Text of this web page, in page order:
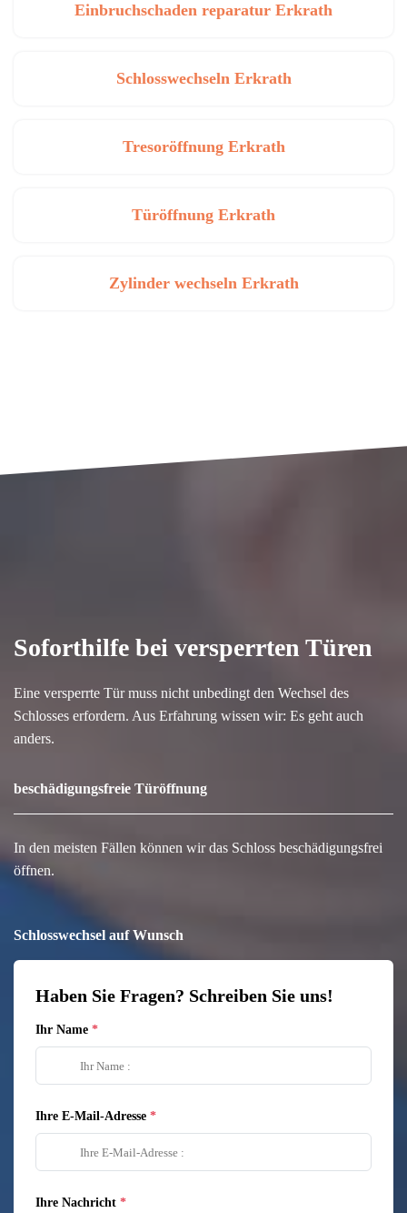
Einbruchschaden reparatur Erkrath
Schlosswechseln Erkrath
Tresoröffnung Erkrath
Türöffnung Erkrath
Zylinder wechseln Erkrath
Soforthilfe bei versperrten Türen
Eine versperrte Tür muss nicht unbedingt den Wechsel des
Schlosses erfordern. Aus Erfahrung wissen wir: Es geht auch
anders.
beschädigungsfreie Türöffnung
In den meisten Fällen können wir das Schloss beschädigungsfrei
öffnen.
Schlosswechsel auf Wunsch
Haben Sie Fragen? Schreiben Sie uns!
Ihr Name
Ihre E-Mail-Adresse
Ihre Nachricht